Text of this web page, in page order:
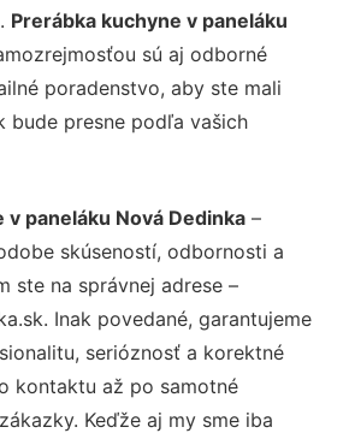
Prerábka kuchyne v paneláku
sú aj odborné
poradenstvo, aby ste mali
bude presne podľa vašich
v paneláku Nová Dedinka –
skúseností, odbornosti a
ste na správnej adrese –
Inak povedané, garantujeme
serióznosť a korektné
kontaktu až po samotné
Keďže aj my sme iba